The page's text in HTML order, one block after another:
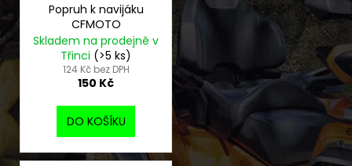
Popruh k navijáku
CFMOTO
Skladem na prodejně v
Třinci (>5 ks)
124 Kč bez DPH
150 Kč
DO KOŠÍKU